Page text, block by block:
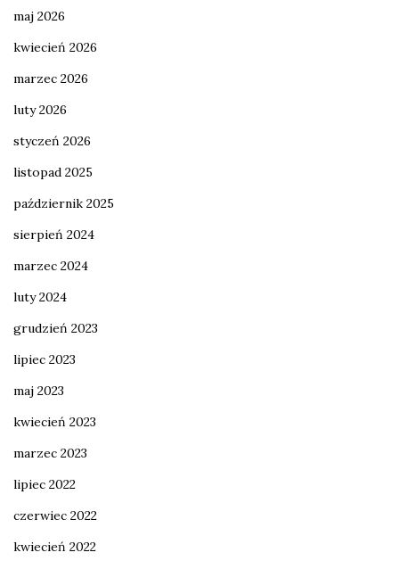
maj 2026
kwiecień 2026
marzec 2026
luty 2026
styczeń 2026
listopad 2025
październik 2025
sierpień 2024
marzec 2024
luty 2024
grudzień 2023
lipiec 2023
maj 2023
kwiecień 2023
marzec 2023
lipiec 2022
czerwiec 2022
kwiecień 2022